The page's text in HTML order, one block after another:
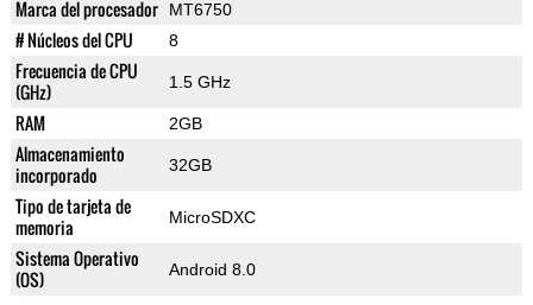
Marca del procesador MT6750
# Núcleos del CPU 8
Frecuencia de CPU
(GHz)
1.5 GHz
RAM 2GB
Almacenamiento
incorporado
32GB
Tipo de tarjeta de
memoria
MicroSDXC
Sistema Operativo
(OS)
Android 8.0